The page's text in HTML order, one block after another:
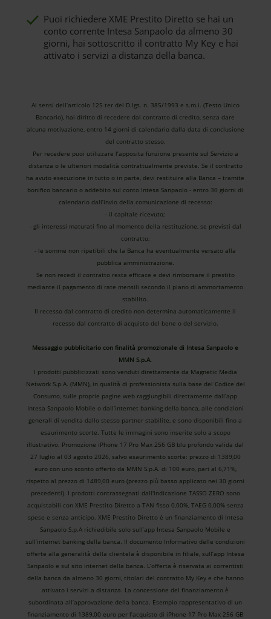
Puoi richiedere XME Prestito Diretto se hai un
conto corrente Intesa Sanpaolo da almeno 30
giorni, hai sottoscritto il contratto My Key e hai
attivato i servizi a distanza della banca.
Ai sensi dell’articolo 125 ter del D.lgs. n. 385/1993 e s.m.i. (Testo Unico
Bancario), hai diritto di recedere dal contratto di credito, senza dare
alcuna motivazione, entro 14 giorni di calendario dalla data di conclusione
del contratto stesso.
Per recedere puoi utilizzare l’apposita funzione presente sul Servizio a
distanza o le ulteriori modalità contrattualmente previste. Se il contratto
ha avuto esecuzione in tutto o in parte, devi restituire alla Banca – tramite
bonifico bancario o addebito sul conto Intesa Sanpaolo - entro 30 giorni di
calendario dall’invio della comunicazione di recesso:
- il capitale ricevuto;
- gli interessi maturati fino al momento della restituzione, se previsti dal
contratto;
- le somme non ripetibili che la Banca ha eventualmente versato alla
pubblica amministrazione.
Se non recedi il contratto resta efficace e devi rimborsare il prestito
mediante il pagamento di rate mensili secondo il piano di ammortamento
stabilito.
Il recesso dal contratto di credito non determina automaticamente il
recesso dal contratto di acquisto del bene o del servizio.
Messaggio pubblicitario con finalità promozionale di Intesa Sanpaolo e
MMN S.p.A.
I prodotti pubblicizzati sono venduti direttamente da Magnetic Media
Network S.p.A. (MMN), in qualità di professionista sulla base del Codice del
Consumo, sulle proprie pagine web raggiungibili direttamente dall’app
Intesa Sanpaolo Mobile o dall’internet banking della banca, alle condizioni
generali di vendita dallo stesso partner stabilite, e sono disponibili fino a
esaurimento scorte. Tutte le immagini sono inserite solo a scopo
illustrativo. Promozione iPhone 17 Pro Max 256 GB blu profondo valida dal
27 luglio al 03 agosto 2026, salvo esaurimento scorte: prezzo di 1389,00
euro con uno sconto offerto da MMN S.p.A. di 100 euro, pari al 6,71%,
rispetto al prezzo di 1489,00 euro (prezzo più basso applicato nei 30 giorni
precedenti). I prodotti contrassegnati dall'indicazione TASSO ZERO sono
acquistabili con XME Prestito Diretto a TAN fisso 0,00%, TAEG 0,00% senza
spese e senza anticipo. XME Prestito Diretto è un finanziamento di Intesa
Sanpaolo S.p.A richiedibile solo sull’app Intesa Sanpaolo Mobile e
sull’internet banking della banca. Il documento Informativo delle condizioni
offerte alla generalità della clientela è disponibile in filiale, sull’app Intesa
Sanpaolo e sul sito internet della banca. L’offerta è riservata ai correntisti
della banca da almeno 30 giorni, titolari del contratto My Key e che hanno
attivato i servizi a distanza. La concessione del finanziamento è
subordinata all’approvazione della banca. Esempio rappresentativo di un
finanziamento di 1389,00 euro per l’acquisto di iPhone 17 Pro Max 256 GB